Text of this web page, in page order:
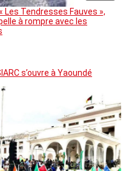
Les Tendresses Fauves »,
à rompre avec les
s’ouvre à Yaoundé